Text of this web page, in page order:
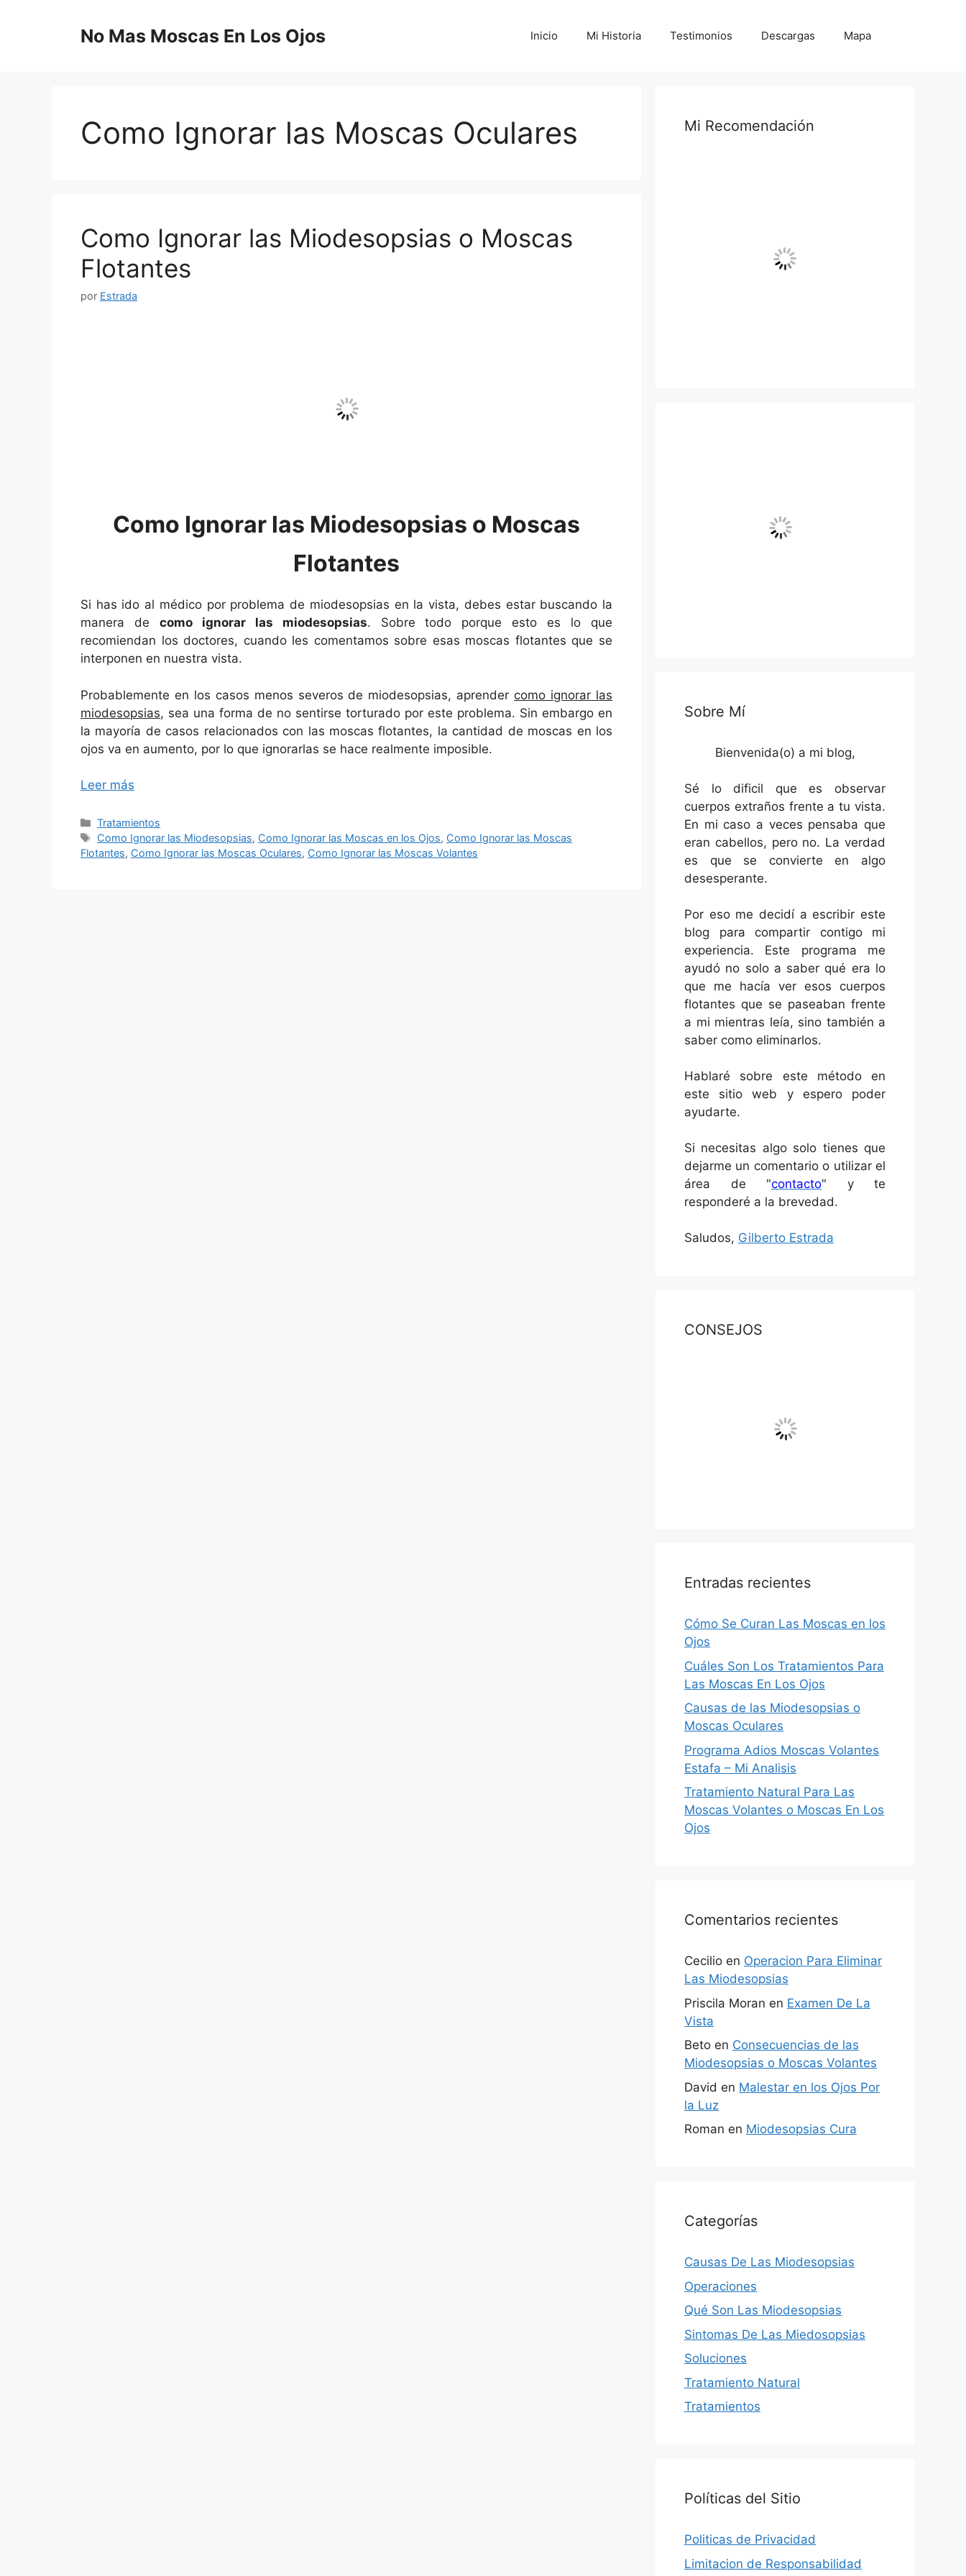
No Mas Moscas En Los Ojos Inicio Mi Historia Testimonios Descargas Mapa
Como Ignorar las Moscas Oculares
Como Ignorar las Miodesopsias o Moscas
Flotantes
por Estrada
Como Ignorar las Miodesopsias o Moscas
Flotantes
Si has ido al médico por problema de miodesopsias en la vista, debes estar buscando la
manera de como ignorar las miodesopsias. Sobre todo porque esto es lo que
recomiendan los doctores, cuando les comentamos sobre esas moscas flotantes que se
interponen en nuestra vista.
Probablemente en los casos menos severos de miodesopsias, aprender como ignorar las
miodesopsias, sea una forma de no sentirse torturado por este problema. Sin embargo en
la mayoría de casos relacionados con las moscas flotantes, la cantidad de moscas en los
ojos va en aumento, por lo que ignorarlas se hace realmente imposible.
Leer más
Categorías
Tratamientos
Etiquetas
Como Ignorar las Miodesopsias, Como Ignorar las Moscas en los Ojos, Como Ignorar las Moscas
Flotantes, Como Ignorar las Moscas Oculares, Como Ignorar las Moscas Volantes
Mi Recomendación
Sobre Mí
Bienvenida(o) a mi blog,
Sé lo dificil que es observar
cuerpos extraños frente a tu vista.
En mi caso a veces pensaba que
eran cabellos, pero no. La verdad
es que se convierte en algo
desesperante.
Por eso me decidí a escribir este
blog para compartir contigo mi
experiencia. Este programa me
ayudó no solo a saber qué era lo
que me hacía ver esos cuerpos
flotantes que se paseaban frente
a mi mientras leía, sino también a
saber como eliminarlos.
Hablaré sobre este método en
este sitio web y espero poder
ayudarte.
Si necesitas algo solo tienes que
dejarme un comentario o utilizar el
área de "contacto" y te
responderé a la brevedad.
Saludos, Gilberto Estrada
CONSEJOS
Entradas recientes
Cómo Se Curan Las Moscas en los
Ojos
Cuáles Son Los Tratamientos Para
Las Moscas En Los Ojos
Causas de las Miodesopsias o
Moscas Oculares
Programa Adios Moscas Volantes
Estafa – Mi Analisis
Tratamiento Natural Para Las
Moscas Volantes o Moscas En Los
Ojos
Comentarios recientes
Cecilio en Operacion Para Eliminar
Las Miodesopsias
Priscila Moran en Examen De La
Vista
Beto en Consecuencias de las
Miodesopsias o Moscas Volantes
David en Malestar en los Ojos Por
la Luz
Roman en Miodesopsias Cura
Categorías
Causas De Las Miodesopsias
Operaciones
Qué Son Las Miodesopsias
Sintomas De Las Miedosopsias
Soluciones
Tratamiento Natural
Tratamientos
Políticas del Sitio
Politicas de Privacidad
Limitacion de Responsabilidad